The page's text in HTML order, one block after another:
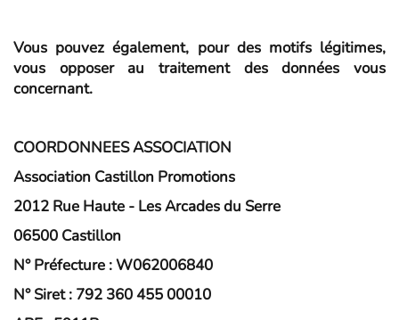
Vous pouvez également, pour des motifs légitimes,
vous opposer au traitement des données vous
concernant.
COORDONNEES ASSOCIATION
Association Castillon Promotions
2012 Rue Haute - Les Arcades du Serre
06500 Castillon
N° Préfecture :W062006840
N° Siret : 792 360 455 00010